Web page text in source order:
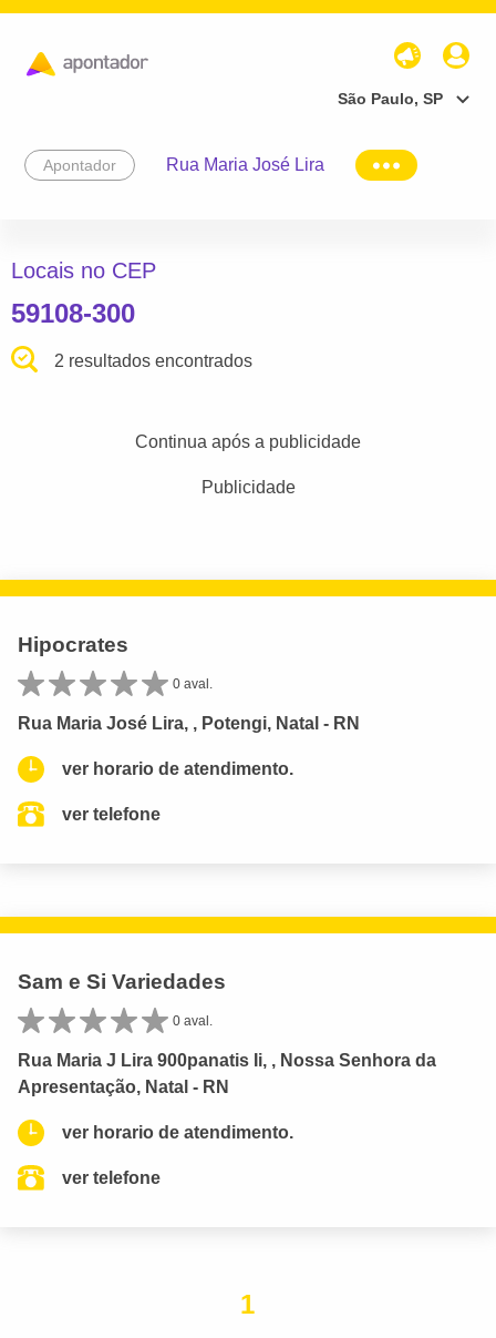
São Paulo, SP
Apontador Rua Maria José Lira
Locais no CEP
59108-300
2 resultados encontrados
Continua após a publicidade
Publicidade
Hipocrates
0 aval.
Rua Maria José Lira, , Potengi, Natal - RN
ver horario de atendimento.
ver telefone
Sam e Si Variedades
0 aval.
Rua Maria J Lira 900panatis Ii, , Nossa Senhora da
Apresentação, Natal - RN
ver horario de atendimento.
ver telefone
1